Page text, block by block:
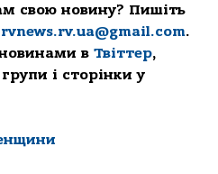
свою новину? Пишіть
rvnews.rv.ua@gmail.com.
в Твіттер,
і сторінки у